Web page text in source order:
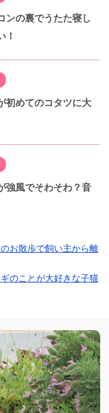
ンの裏でうたた寝し
！
初めてのコタツに大
強風でそわそわ？音
お散歩で飼い主から離
のことが大好きな子猫